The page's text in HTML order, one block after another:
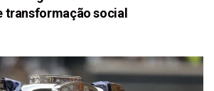
transformação social